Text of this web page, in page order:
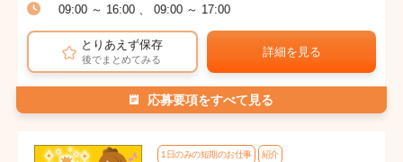
09:00 ～ 16:00 、 09:00 ～ 17:00
とりあえず保存
後でまとめてみる
詳細を見る
応募要項をすべて見る
1日のみの短期のお仕事 紹介